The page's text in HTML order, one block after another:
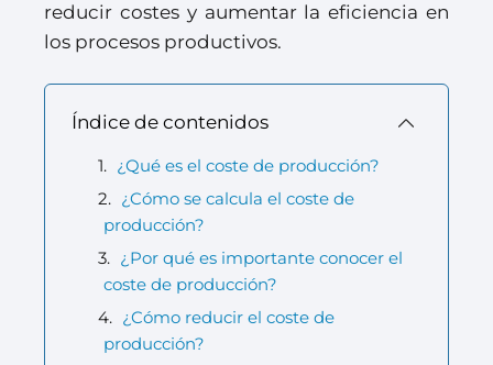
reducir costes y aumentar la eficiencia en
los procesos productivos.
Índice de contenidos
¿Qué es el coste de producción?
¿Cómo se calcula el coste de
producción?
¿Por qué es importante conocer el
coste de producción?
¿Cómo reducir el coste de
producción?